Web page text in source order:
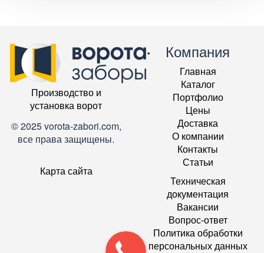
Производство и
установка ворот
© 2025 vorota-zabori.com,
все права защищены.
Карта сайта
Компания
Главная
Каталог
Портфолио
Цены
Доставка
О компании
Контакты
Статьи
Техническая
документация
Вакансии
Вопрос-ответ
Политика обработки
персональных данных